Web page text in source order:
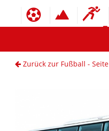
Zurück zur Fußball - Seite